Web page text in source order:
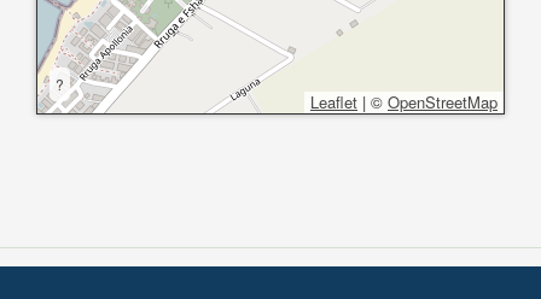
?
Leaflet | © OpenStreetMap